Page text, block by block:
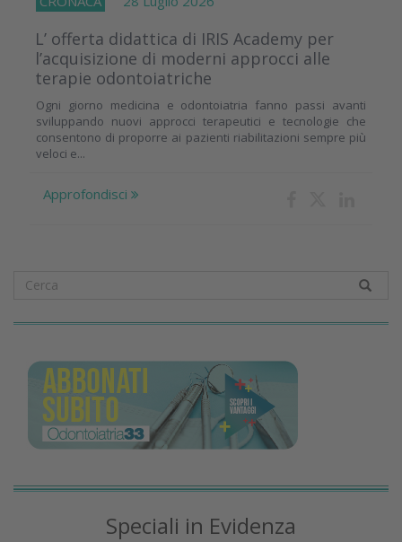
L’ offerta didattica di IRIS Academy per
l’acquisizione di moderni approcci alle
terapie odontoiatriche
Ogni giorno medicina e odontoiatria fanno passi avanti
sviluppando nuovi approcci terapeutici e tecnologie che
consentono di proporre ai pazienti riabilitazioni sempre più
veloci e...
Approfondisci
Speciali in Evidenza